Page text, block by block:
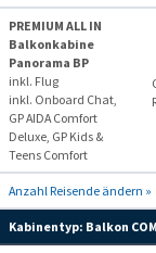
PREMIUM ALL IN
Balkonkabine
Panorama BP
inkl. Flug
inkl. Onboard Chat,
GP AIDA Comfort
Deluxe, GP Kids &
Teens Comfort
Anzahl Reisende ändern »
Kabinentyp: Balkon